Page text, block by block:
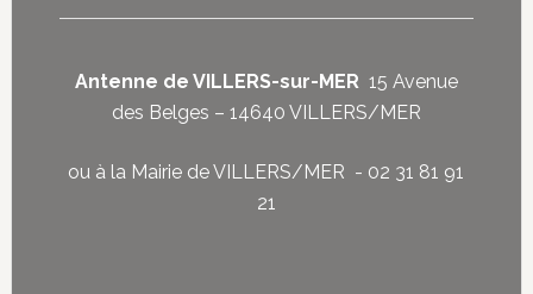
Antenne de VILLERS-sur-MER 15 Avenue
des Belges – 14640 VILLERS/MER
ou à la Mairie de VILLERS/MER - 02 31 81 91
21